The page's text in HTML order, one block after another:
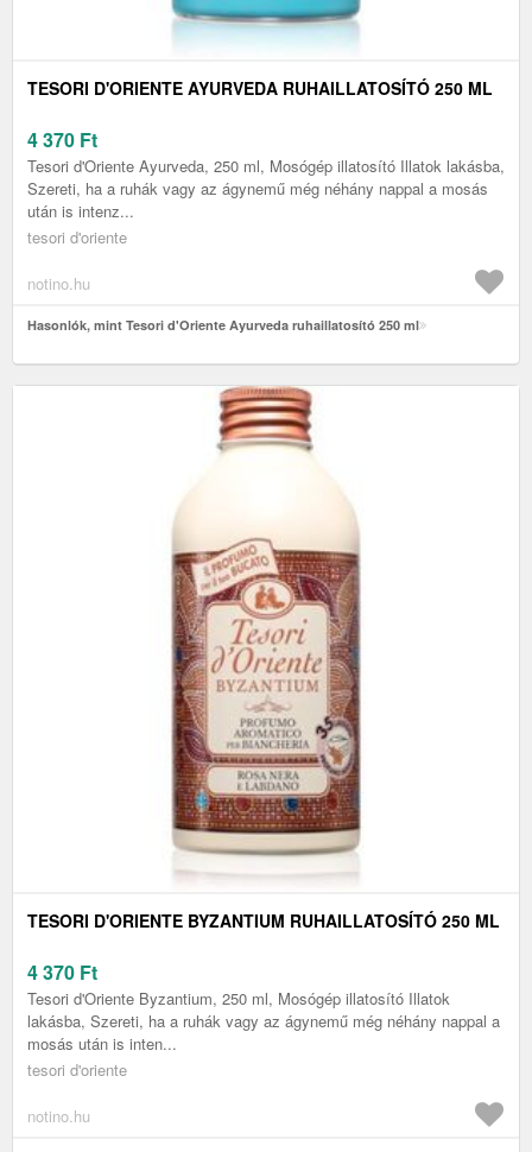
TESORI D'ORIENTE AYURVEDA RUHAILLATOSÍTÓ 250 ML
4 370 Ft
Tesori d'Oriente Ayurveda, 250 ml, Mosógép illatosító Illatok lakásba,
Szereti, ha a ruhák vagy az ágynemű még néhány nappal a mosás
után is intenz...
tesori d'oriente
notino.hu
Hasonlók, mint Tesori d'Oriente Ayurveda ruhaillatosító 250 ml
TESORI D'ORIENTE BYZANTIUM RUHAILLATOSÍTÓ 250 ML
4 370 Ft
Tesori d'Oriente Byzantium, 250 ml, Mosógép illatosító Illatok
lakásba, Szereti, ha a ruhák vagy az ágynemű még néhány nappal a
mosás után is inten...
tesori d'oriente
notino.hu